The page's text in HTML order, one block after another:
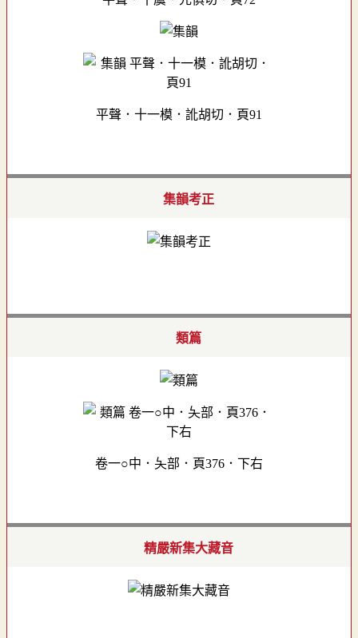
平聲．十一模．訛胡切．頁91
集韻考正
類篇
卷一○中．夨部．頁376．下右
精嚴新集大藏音